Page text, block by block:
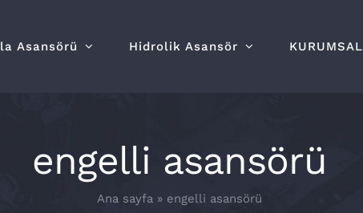
Asansörü Hidrolik Asansör KURUMSAL
engelli asansörü
Ana sayfa » engelli asansörü